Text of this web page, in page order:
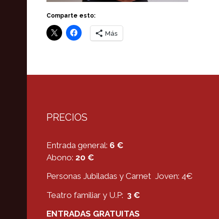
Comparte esto:
Más
PRECIOS
Entrada general: 6 €
Abono: 20 €
Personas Jubiladas y Carnet Joven: 4€
Teatro familiar y U.P: 3 €
ENTRADAS GRATUITAS